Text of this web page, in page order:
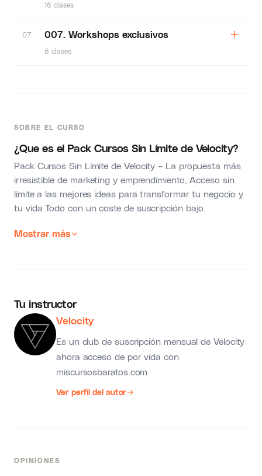
SOBRE EL CURSO
¿Que es el Pack Cursos Sin Límite de Velocity?
Pack Cursos Sin Límite de Velocity – La propuesta más
irresistible de marketing y emprendimiento, Acceso sin
límite a las mejores ideas para transformar tu negocio y
tu vida Todo con un coste de suscripción bajo.
Mostrar más
16 clases
07 007. Workshops exclusivos
6 clases
Tu instructor
Velocity
Es un club de suscripción mensual de Velocity
ahora acceso de por vida con
miscursosbaratos.com
Ver perfil del autor
OPINIONES